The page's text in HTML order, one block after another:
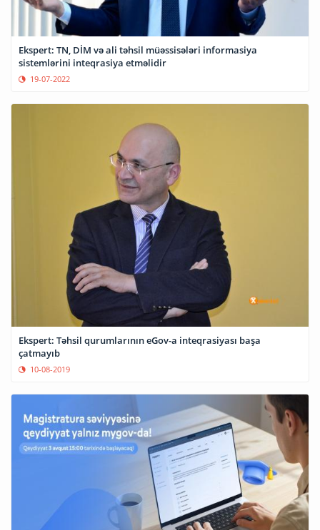
Ekspert: TN, DİM və ali təhsil müəssisələri informasiya
sistemlərini inteqrasiya etməlidir
19-07-2022
Ekspert: Təhsil qurumlarının eGov-a inteqrasiyası başa
çatmayıb
10-08-2019